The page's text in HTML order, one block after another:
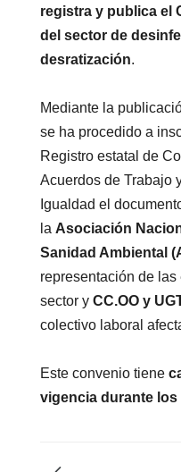
registra y publica el
del sector de
desratización.
Mediante la
se ha procedido a
Registro estatal de
Acuerdos de Trabajo
Igualdad el
la Asociación
Sanidad Ambiental
representación de las
sector y CC.OO y
colectivo laboral
Este convenio tiene
vigencia durante los